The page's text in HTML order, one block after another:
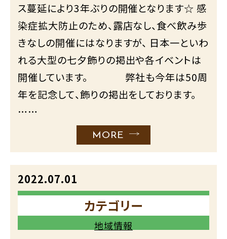
ス蔓延により3年ぶりの開催となります☆ 感
染症拡大防止のため、露店なし、食べ飲み歩
きなしの開催にはなりますが、 日本一といわ
れる大型の七夕飾りの掲出や各イベントは
開催しています。 弊社も今年は50周
年を記念して、飾りの掲出をしております。
……
MORE
2022.07.01
カテゴリー
地域情報